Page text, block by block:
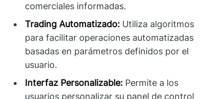
comerciales informadas.
Trading Automatizado: Utiliza algoritmos
para facilitar operaciones automatizadas
basadas en parámetros definidos por el
usuario.
Interfaz Personalizable: Permite a los
usuarios personalizar su panel de control